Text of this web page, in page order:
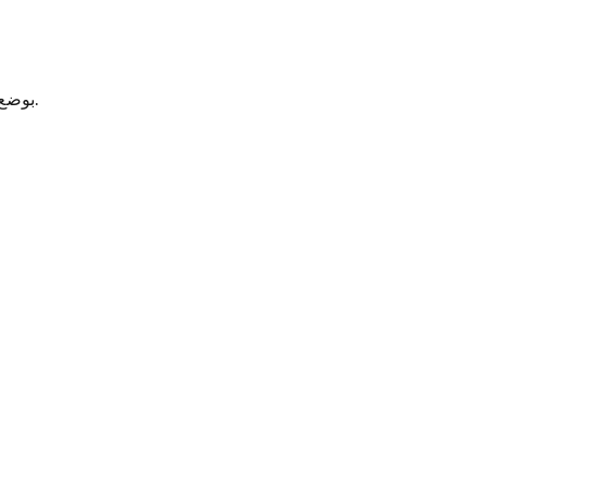
إذا وجدت شيئًا يعجبك في مكتبة النماذج، انقر على "Remix Photo" وسيقوم HeyGen بوضع الأفاتار الخاص بك في نفس المشهد.